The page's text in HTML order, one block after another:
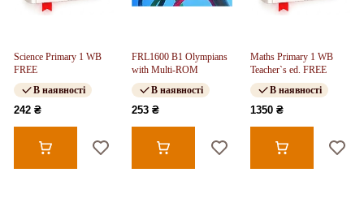
Science Primary 1 WB
FREE
В наявності
242 ₴
FRL1600 B1 Olympians
with Multi-ROM
В наявності
253 ₴
Maths Primary 1 WB
Teacher`s ed. FREE
В наявності
1350 ₴